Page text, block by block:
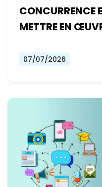
CONCURRENCE
METTRE EN
07/07/2026